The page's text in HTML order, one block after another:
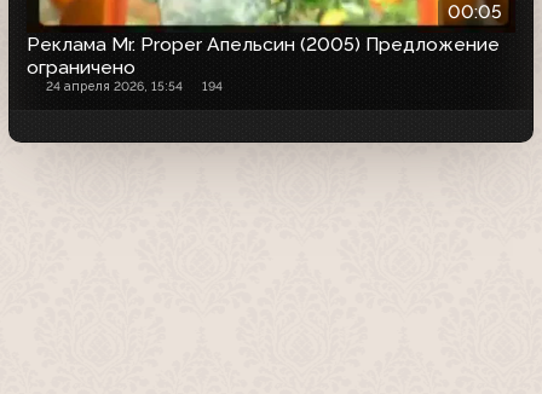
00:05
Реклама Mr. Proper Апельсин (2005) Предложение
ограничено
24 апреля 2026, 15:54 194